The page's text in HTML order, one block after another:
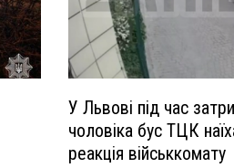
У Львові під час
чоловіка бус ТЦК
реакція військкомату